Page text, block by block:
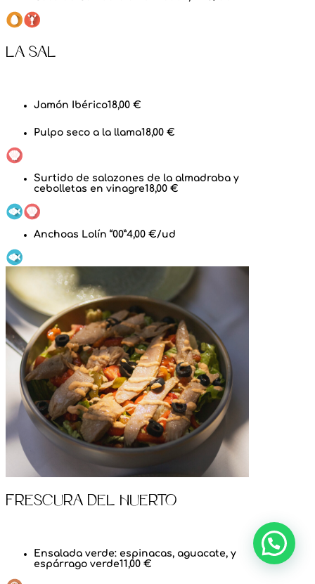
La Sal
Jamón Ibérico18,00 €
Pulpo seco a la llama18,00 €
Surtido de salazones de la almadraba y
cebolletas en vinagre18,00 €
Anchoas Lolín “00”4,00 €/ud
Frescura del Huerto
Ensalada verde: espinacas, aguacate, y
espárrago verde11,00 €